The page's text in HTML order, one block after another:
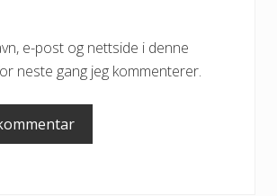
e-post og nettside i denne
neste gang jeg kommenterer.